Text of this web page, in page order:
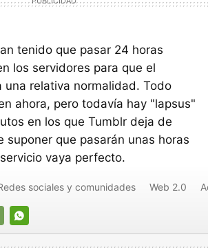
tenido que pasar 24 horas
los servidores para que el
una relativa normalidad. Todo
ahora, pero todavía hay "lapsus"
en los que Tumblr deja de
suponer que pasarán unas horas
vaya perfecto.
WHATSAPP
sociales y comunidades Web 2.0